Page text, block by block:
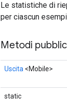
Le statistiche di
per ciascun
Metodi
Uscita <Mobile>
static